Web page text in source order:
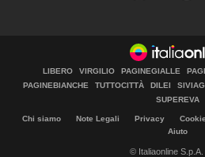
LIBERO VIRGILIO PAGINEGIALLE
PAGINEBIANCHE
TUTTOCITTÀ DILEI
SUPEREVA
Chi siamo Note Legali Privacy
Aiuto
© Italiaonline